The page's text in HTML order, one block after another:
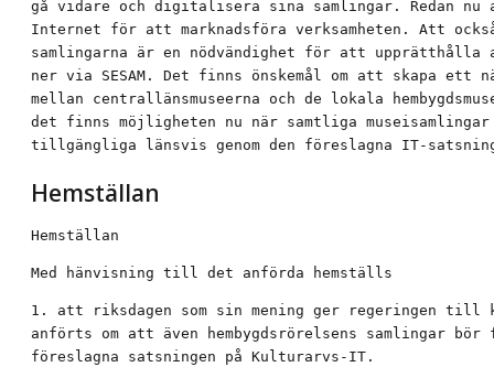
gå vidare och digitalisera sina samlingar. Redan nu
Internet för att marknadsföra verksamheten. Att
samlingarna är en nödvändighet för att
ner via SESAM. Det finns önskemål om att skapa ett
mellan centrallänsmuseerna och de lokala
det finns möjligheten nu när samtliga
tillgängliga länsvis genom den föreslagna IT-
Hemställan
Hemställan
Med hänvisning till det anförda hemställs
1. att riksdagen som sin mening ger regeringen till
anförts om att även hembygdsrörelsens samlingar
föreslagna satsningen på Kulturarvs-IT.